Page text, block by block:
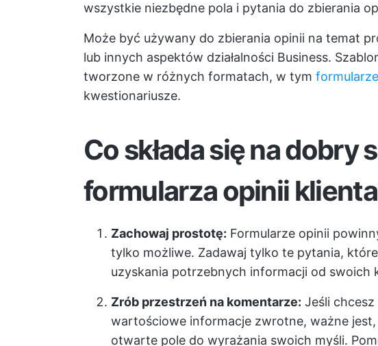
wszystkie niezbędne pola i pytania do zbierania
Może być używany do zbierania opinii na temat
lub innych aspektów działalności Business.
tworzone w różnych formatach, w tym
kwestionariusze.
Co składa się na dobry
formularza opinii
Zachowaj prostotę: Formularze opinii
tylko możliwe. Zadawaj tylko te pytania,
uzyskania potrzebnych informacji od swoich
Zrób przestrzeń na komentarze: Jeśli
wartościowe informacje zwrotne, ważne
otwarte pole do wyrażania swoich myśli.